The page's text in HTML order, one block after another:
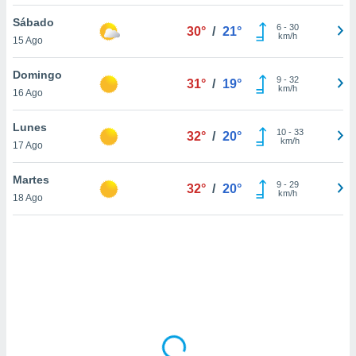
sitio
En
sean
el sitio
ni para
o
Sábado
15 Ago
30° / 21° 6- 30
km/h
Domingo
16 Ago
31° / 19° 9- 32
km/h
Lunes
17 Ago
32° / 20° 10- 33
km/h
Martes
18 Ago
32° / 20° 9- 29
km/h